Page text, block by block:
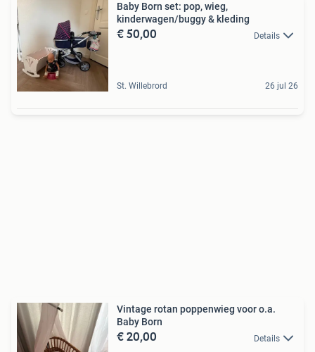
Baby Born set: pop, wieg,
kinderwagen/buggy & kleding
€ 50,00 Details
St. Willebrord 26 jul 26
Vintage rotan poppenwieg voor o.a.
Baby Born
€ 20,00 Details